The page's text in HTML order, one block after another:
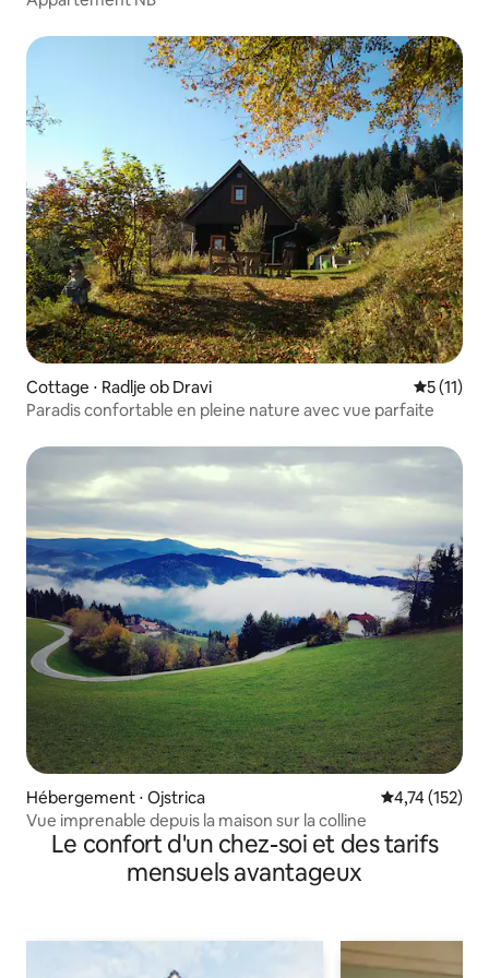
Cottage ⋅ Radlje ob Dravi
5 (11)
Paradis confortable en pleine nature avec vue parfaite
Hébergement ⋅ Ojstrica Évaluation
4,74 (152)
Vue imprenable depuis la maison sur la colline
Le confort d'un chez-soi et des tarifs
mensuels avantageux